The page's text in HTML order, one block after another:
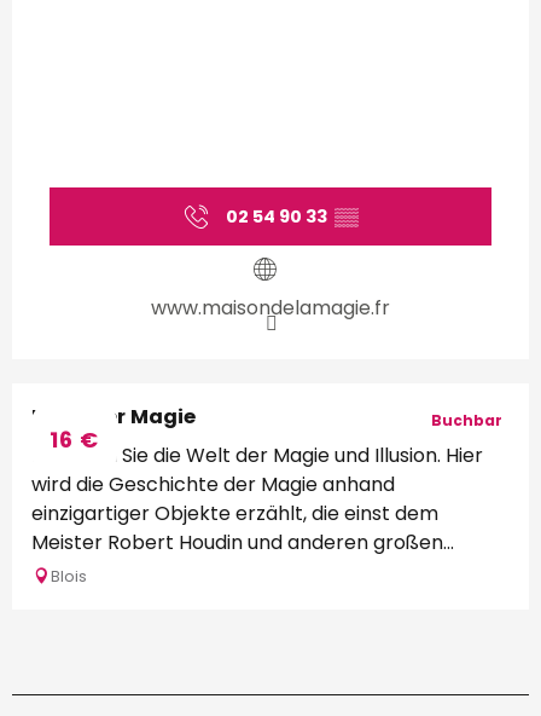
02 54 90 33 ▒▒
www.maisondelamagie.fr
16 €
Haus der Magie
Betreten Sie die Welt der Magie und Illusion. Hier
wird die Geschichte der Magie anhand
einzigartiger Objekte erzählt, die einst dem
Meister Robert Houdin und anderen großen...
Blois
Buchbar